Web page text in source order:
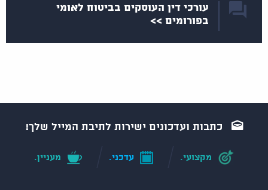
עורכי דין העוסקים בביטוח לאומי
בפורומים >>
כתבות ועדכונים ישירות לתיבת המייל שלך!
מקצועי. עדכני. מעניין.